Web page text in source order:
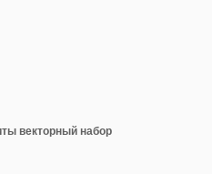
векторный набор